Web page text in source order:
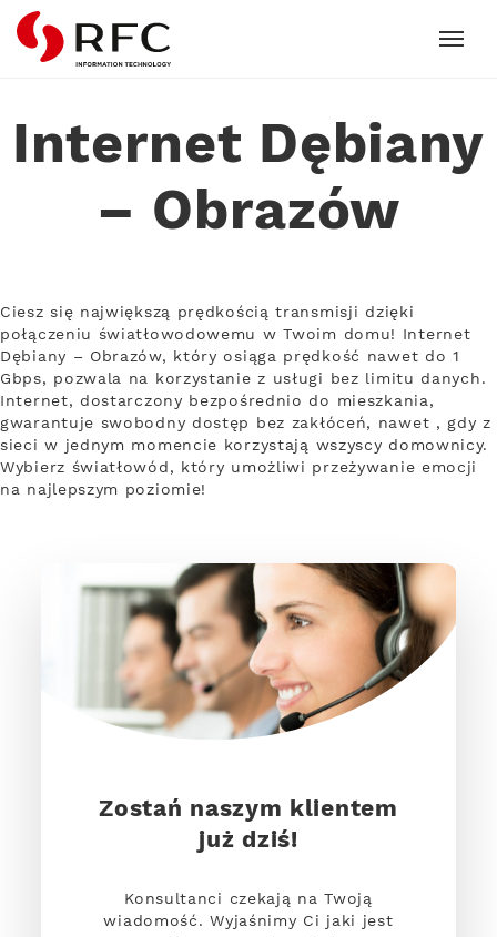
RFC
Internet Dębiany
– Obrazów
Ciesz się największą prędkością transmisji dzięki
połączeniu światłowodowemu w Twoim domu! Internet
Dębiany – Obrazów, który osiąga prędkość nawet do 1
Gbps, pozwala na korzystanie z usługi bez limitu danych.
Internet, dostarczony bezpośrednio do mieszkania,
gwarantuje swobodny dostęp bez zakłóceń, nawet , gdy z
sieci w jednym momencie korzystają wszyscy domownicy.
Wybierz światłowód, który umożliwi przeżywanie emocji
na najlepszym poziomie!
Zostań naszym klientem
już dziś!
Konsultanci czekają na Twoją
wiadomość. Wyjaśnimy Ci jaki jest